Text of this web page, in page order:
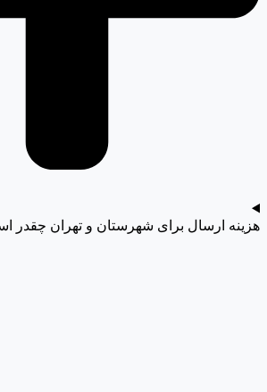
هزینه ارسال برای شهرستان و تهران چقدر